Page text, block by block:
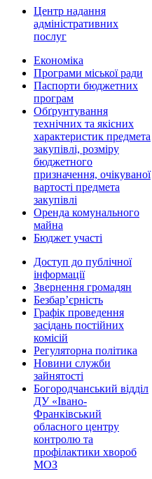
Центр надання
адміністративних
послуг
Економіка
Програми міської ради
Паспорти бюджетних
програм
Обґрунтування
технічних та якісних
характеристик предмета
закупівлі, розміру
бюджетного
призначення, очікуваної
вартості предмета
закупівлі
Оренда комунального
майна
Бюджет участі
Доступ до публічної
інформації
Звернення громадян
Безбар’єрність
Графік проведення
засідань постійних
комісій
Регуляторна політика
Новини служби
зайнятості
Богородчанський відділ
ДУ «Івано-
Франківський
обласного центру
контролю та
профілактики хвороб
МОЗ